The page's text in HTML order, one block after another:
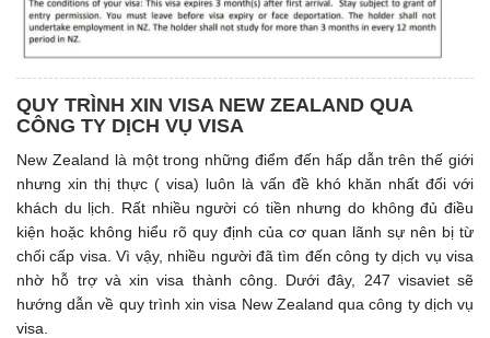
QUY TRÌNH XIN VISA NEW ZEALAND QUA
CÔNG TY DỊCH VỤ VISA
New Zealand là một trong những điểm đến hấp dẫn trên thế giới
nhưng xin thị thực ( visa) luôn là vấn đề khó khăn nhất đối với
khách du lịch. Rất nhiều người có tiền nhưng do không đủ điều
kiện hoặc không hiểu rõ quy định của cơ quan lãnh sự nên bị từ
chối cấp visa. Vì vậy, nhiều người đã tìm đến công ty dịch vụ visa
nhờ hỗ trợ và xin visa thành công. Dưới đây, 247 visaviet sẽ
hướng dẫn về quy trình xin visa New Zealand qua công ty dịch vụ
visa.